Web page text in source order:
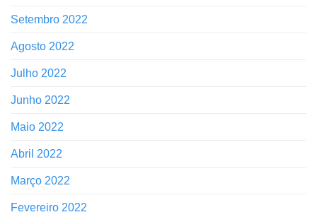
Setembro 2022
Agosto 2022
Julho 2022
Junho 2022
Maio 2022
Abril 2022
Março 2022
Fevereiro 2022